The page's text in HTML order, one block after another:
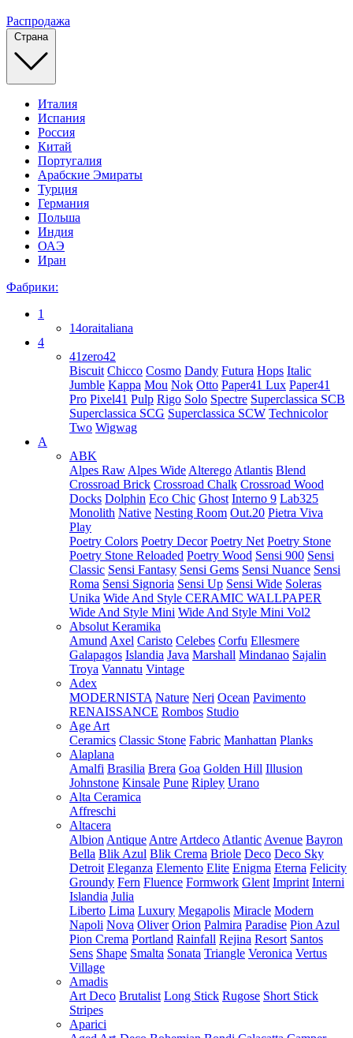
Распродажа
Страна
Италия
Испания
Россия
Китай
Португалия
Арабские Эмираты
Турция
Германия
Польша
Индия
ОАЭ
Иран
Фабрики:
1
14oraitaliana
4
41zero42
Biscuit Chicco Cosmo Dandy Futura Hops Italic
Jumble Kappa Mou Nok Otto Paper41 Lux Paper41
Pro Pixel41 Pulp Rigo Solo Spectre Superclassica SCB
Superclassica SCG Superclassica SCW Technicolor
Two Wigwag
A
ABK
Alpes Raw Alpes Wide Alterego Atlantis Blend
Crossroad Brick Crossroad Chalk Crossroad Wood
Docks Dolphin Eco Chic Ghost Interno 9 Lab325
Monolith Native Nesting Room Out.20 Pietra Viva
Play
Poetry Colors Poetry Decor Poetry Net Poetry Stone
Poetry Stone Reloaded Poetry Wood Sensi 900 Sensi
Classic Sensi Fantasy Sensi Gems Sensi Nuance Sensi
Roma Sensi Signoria Sensi Up Sensi Wide Soleras
Unika Wide And Style CERAMIC WALLPAPER
Wide And Style Mini Wide And Style Mini Vol2
Absolut Keramika
Amund Axel Caristo Celebes Corfu Ellesmere
Galapagos Islandia Java Marshall Mindanao Sajalin
Troya Vannatu Vintage
Adex
MODERNISTA Nature Neri Ocean Pavimento
RENAISSANCE Rombos Studio
Age Art
Ceramics Classic Stone Fabric Manhattan Planks
Alaplana
Amalfi Brasilia Brera Goa Golden Hill Illusion
Johnstone Kinsale Pune Ripley Urano
Alta Ceramica
Affreschi
Altacera
Albion Antique Antre Artdeco Atlantic Avenue Bayron
Bella Blik Azul Blik Crema Briole Deco Deco Sky
Detroit Eleganza Elemento Elite Enigma Eterna Felicity
Groundy Fern Fluence Formwork Glent Imprint Interni
Islandia Julia
Liberto Lima Luxury Megapolis Miracle Modern
Napoli Nova Oliver Orion Palmira Paradise Pion Azul
Pion Crema Portland Rainfall Rejina Resort Santos
Sens Shape Smalta Sonata Triangle Veronica Vertus
Village
Amadis
Art Deco Brutalist Long Stick Rugose Short Stick
Stripes
Aparici